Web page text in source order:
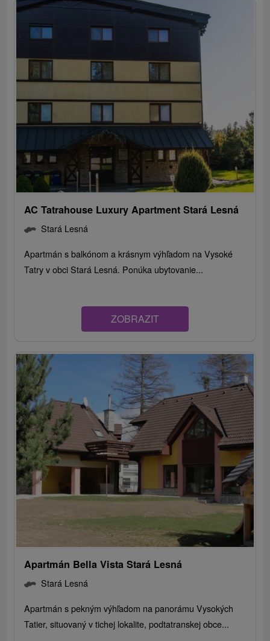
AC Tatrahouse Luxury Apartment Stará Lesná
Stará Lesná
Apartmán s balkónom a krásnym výhľadom na Vysoké
Tatry v obci Stará Lesná. Ponúka ubytovanie...
ZOBRAZIT
Apartmán Bella Vista Stará Lesná
Stará Lesná
Apartmán s pekným výhľadom na panorámu Vysokých
Tatier, situovaný v tichej lokalite, podtatranskej obce...